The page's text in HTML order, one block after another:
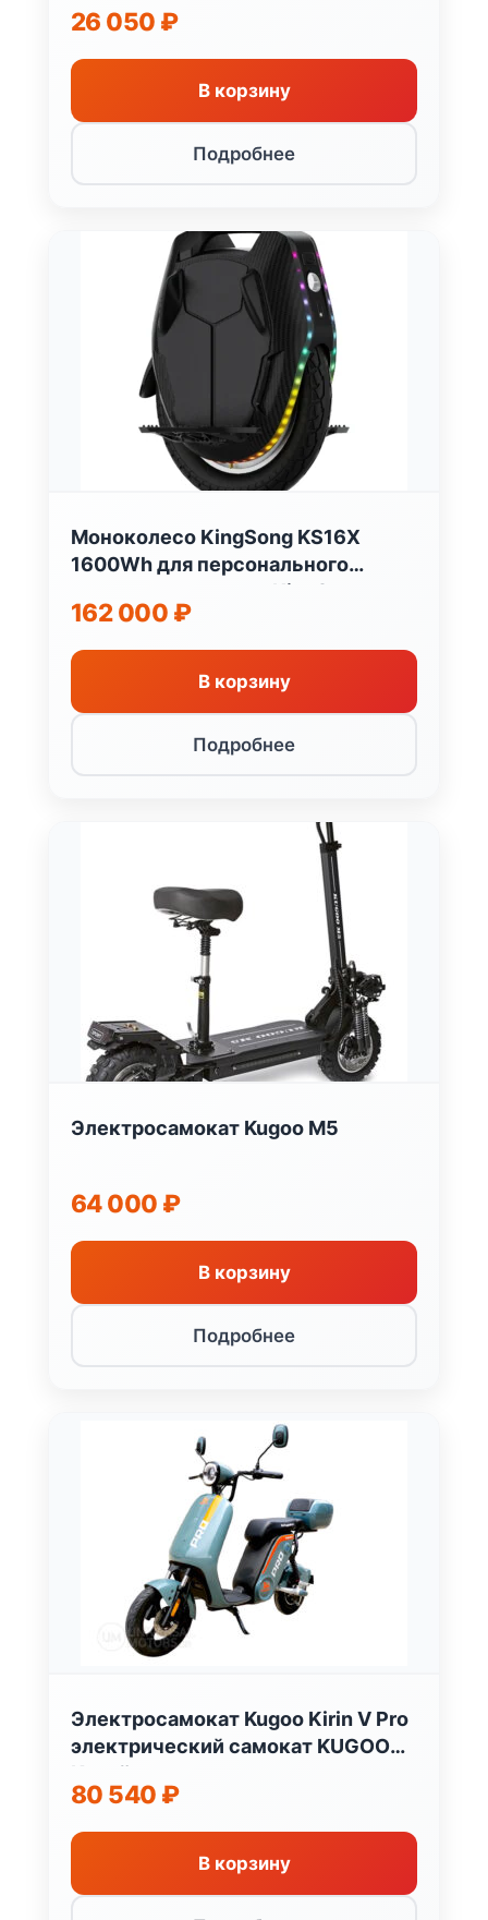
26 050 ₽
В корзину
Подробнее
Моноколесо KingSong KS16X
1600Wh для персонального
электротранспорта KingSong
Китай
162 000 ₽
В корзину
Подробнее
Электросамокат Kugoo M5
64 000 ₽
В корзину
Подробнее
Электросамокат Kugoo Kirin V Pro
электрический самокат KUGOO
Китай
80 540 ₽
В корзину